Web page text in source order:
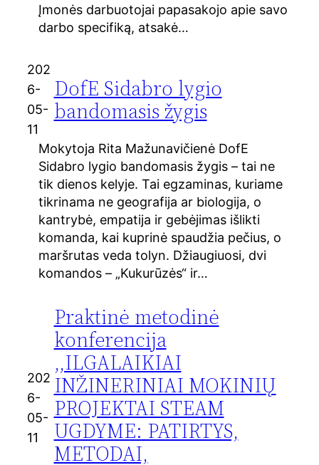
Įmonės darbuotojai papasakojo apie savo
darbo specifiką, atsakė…
202
6-
05-
11
DofE Sidabro lygio
bandomasis žygis
Mokytoja Rita Mažunavičienė DofE
Sidabro lygio bandomasis žygis – tai ne
tik dienos kelyje. Tai egzaminas, kuriame
tikrinama ne geografija ar biologija, o
kantrybė, empatija ir gebėjimas išlikti
komanda, kai kuprinė spaudžia pečius, o
maršrutas veda tolyn. Džiaugiuosi, dvi
komandos – „Kukurūzės“ ir…
202
6-
05-
11
Praktinė metodinė
konferencija
,,ILGALAIKIAI
INŽINERINIAI MOKINIŲ
PROJEKTAI STEAM
UGDYME: PATIRTYS,
METODAI,